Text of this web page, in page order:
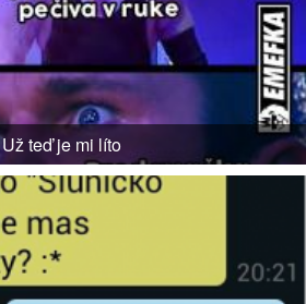
Už teď je mi líto